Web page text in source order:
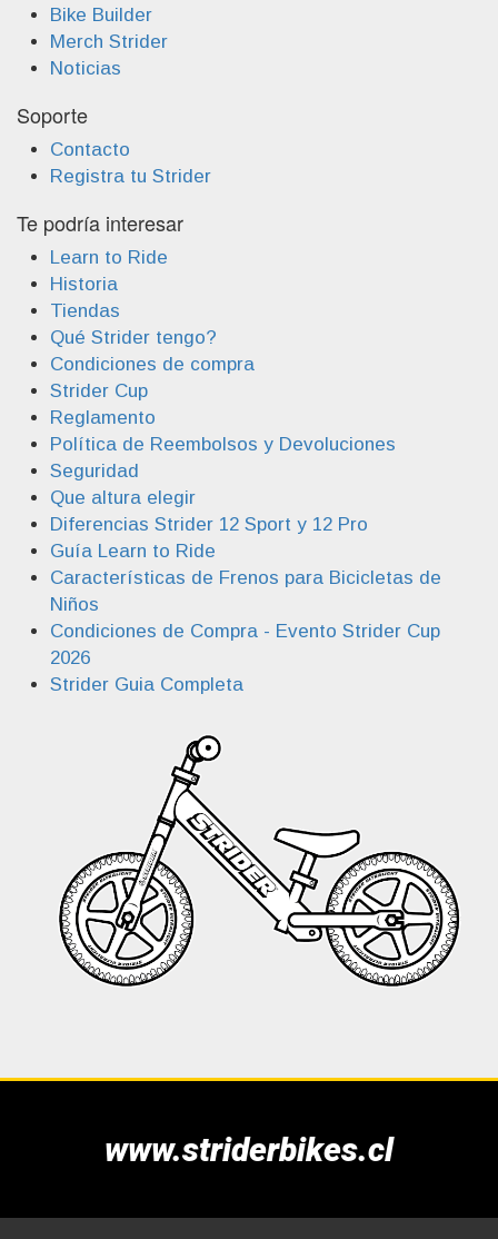
Bike Builder
Merch Strider
Noticias
Soporte
Contacto
Registra tu Strider
Te podría interesar
Learn to Ride
Historia
Tiendas
Qué Strider tengo?
Condiciones de compra
Strider Cup
Reglamento
Política de Reembolsos y Devoluciones
Seguridad
Que altura elegir
Diferencias Strider 12 Sport y 12 Pro
Guía Learn to Ride
Características de Frenos para Bicicletas de
Niños
Condiciones de Compra - Evento Strider Cup
2026
Strider Guia Completa
www.striderbikes.cl